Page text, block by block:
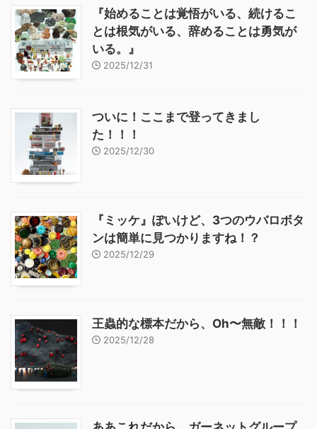
『始めることは覚悟がいる、続けるこ
とは根気がいる、辞めることは勇気が
いる。』
2025/12/31
ついに！ここまで登ってきまし
た！！！
2025/12/30
『ミッケ』ぽいけど、3つのウバロボタ
ンは簡単に見つかりますね！？
2025/12/29
王蟲的な標本だから、Oh〜無敵！！！
2025/12/28